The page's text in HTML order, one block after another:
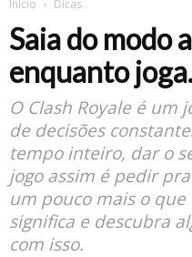
Início Dicas
Saia do modo
enquanto
O Clash Royale é um
de decisões
tempo inteiro, dar o
jogo assim é pedir
um pouco mais o
significa e descubra
com isso.